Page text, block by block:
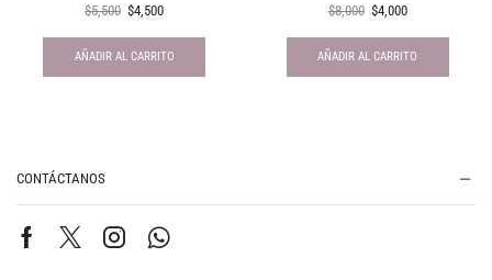
$5,500 $4,500
AÑADIR AL CARRITO
$8,000 $4,000
AÑADIR AL CARRITO
CONTÁCTANOS